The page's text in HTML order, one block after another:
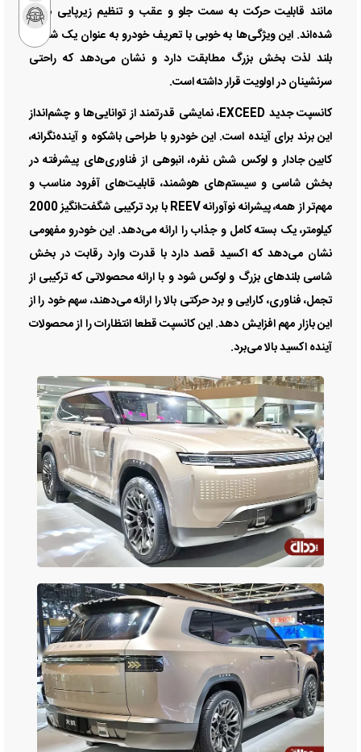
مانند قابلیت حرکت به سمت جلو و عقب و تنظیم زیرپایی مجهز
شده‌اند. این ویژگی‌ها به خوبی با تعریف خودرو به عنوان یک شاسی‌
بلند لذت بخش بزرگ مطابقت دارد و نشان می‌دهد که راحتی
سرنشینان در اولویت قرار داشته است.
کانسپت جدید EXCEED، نمایشی قدرتمند از توانایی‌ها و چشم‌انداز
این برند برای آینده است. این خودرو با طراحی باشکوه و آینده‌نگرانه،
کابین جادار و لوکس شش نفره، انبوهی از فناوری‌های پیشرفته در
بخش شاسی و سیستم‌های هوشمند، قابلیت‌های آفرود مناسب و
مهم‌تر از همه، پیشرانه نوآورانه REEV با برد ترکیبی شگفت‌انگیز 2000
کیلومتر، یک بسته کامل و جذاب را ارائه می‌دهد. این خودرو مفهومی
نشان می‌دهد که اکسید قصد دارد با قدرت وارد رقابت در بخش
شاسی‌ بلندهای بزرگ و لوکس شود و با ارائه محصولاتی که ترکیبی از
تجمل، فناوری، کارایی و برد حرکتی بالا را ارائه می‌دهند، سهم خود را از
این بازار مهم افزایش دهد. این کانسپت قطعا انتظارات را از محصولات
آینده اکسید بالا می‌برد.